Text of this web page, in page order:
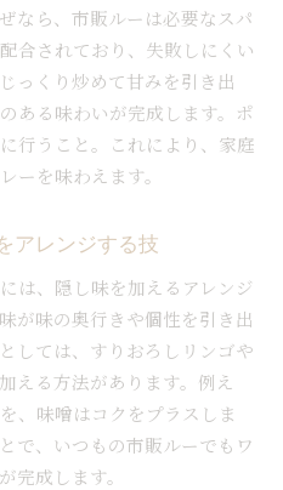
なら、市販ルーは必要なスパ
合されており、失敗しにくい
っくり炒めて甘みを引き出
ある味わいが完成します。ポ
行うこと。これにより、家庭
ーを味わえます。
アレンジする技
は、隠し味を加えるアレンジ
が味の奥行きや個性を引き出
しては、すりおろしリンゴや
える方法があります。例え
、味噌はコクをプラスしま
で、いつもの市販ルーでもワ
完成します。